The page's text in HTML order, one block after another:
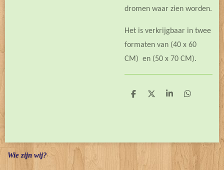
dromen waar zien worden.
Het is verkrijgbaar in twee
formaten van (40 x 60
CM) en (50 x 70 CM).
D
D
S
D
Wie zijn wij?